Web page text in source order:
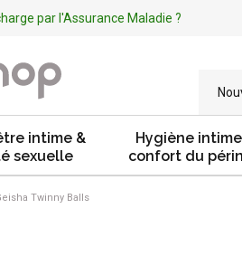
par l'Assurance Maladie ?
intime &
sexuelle
Hygiène
confort du
Twinny Balls